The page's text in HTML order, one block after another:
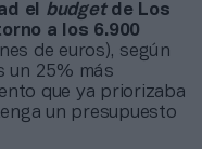
el budgetde Los
a los 6.900
de euros), según
un 25% más
que ya priorizaba
un presupuesto